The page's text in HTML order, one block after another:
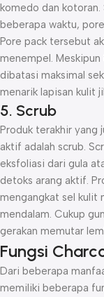
komedo dan
beberapa waktu,
Pore pack tersebut
menempel.
dibatasi maksimal
menarik lapisan kulit
5. Scrub
Produk terakhir yang
aktif adalah scrub.
eksfoliasi dari gula
detoks arang aktif.
mengangkat sel kulit
mendalam. Cukup
gerakan memutar
Fungsi
Dari beberapa
memiliki beberapa